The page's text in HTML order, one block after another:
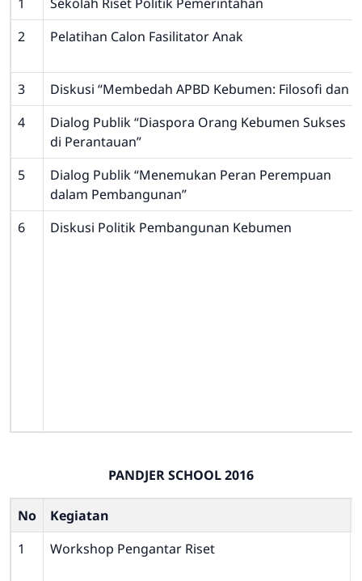
2
Pelatihan Calon Fasilitator Anak
3
Diskusi “Membedah APBD Kebumen: Filosofi dan
4
Dialog Publik “Diaspora Orang Kebumen Sukses
di Perantauan”
5
Dialog Publik “Menemukan Peran Perempuan
dalam Pembangunan”
6
Diskusi Politik Pembangunan Kebumen
PANDJER SCHOOL 2016
No Kegiatan
1
Workshop Pengantar Riset